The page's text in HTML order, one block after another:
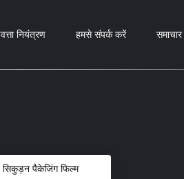
नियंत्रण हमसे संपर्क करें समाचार
सिकुड़न पैकेजिंग फिल्म